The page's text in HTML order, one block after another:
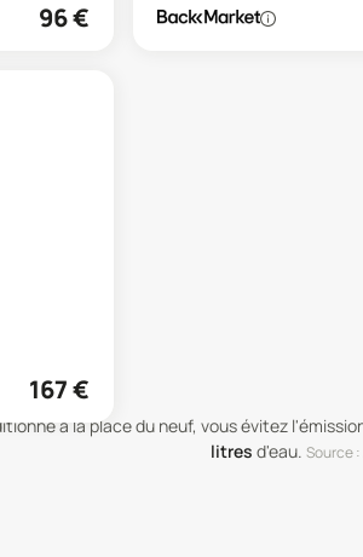
96€
167€
à la place du neuf, vous évitez
litres d'eau. Source :